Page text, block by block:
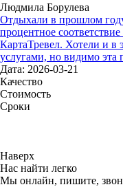
Людмила Борулева
Отдыхали в прошлом
процентное
КартаТревел. Хотели и в
услугами, но видимо эта
Дата: 2026-03-21
Качество
Стоимость
Сроки
Наверх
Нас найти легко
Мы онлайн, пишите,